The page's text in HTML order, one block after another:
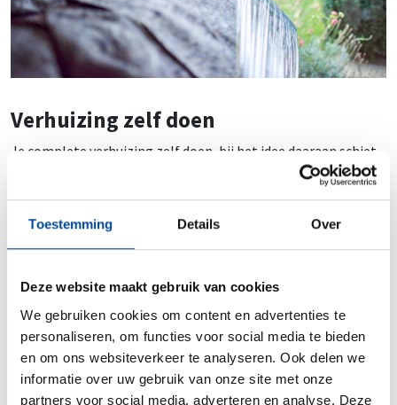
Toestemming Details Over
Deze website maakt gebruik van cookies
We gebruiken cookies om content en advertenties te
personaliseren, om functies voor social media te bieden
en om ons websiteverkeer te analyseren. Ook delen we
informatie over uw gebruik van onze site met onze
partners voor social media, adverteren en analyse. Deze
Verhuizing zelf doen
Je complete verhuizing zelf doen, bij het idee daaraan schiet
men vaak spontaan in de stress. Maar voor veel mensen is het
een optie. Daarom willen wij toch ook graag de voor-en
nadelen toelichten wanneer je ervoor kiest om je verhuizing
Voordelen van je verhuizing zelf doen
Logisch dat het feit van verminderde kosten het eerst te
binnen schiet wanneer je denkt aan het zelf uitvoeren van een
verhuizing. Maar er zijn ook een aantal andere voordelen die
misschien wat minder voordehandliggend zijn, maar toch erg